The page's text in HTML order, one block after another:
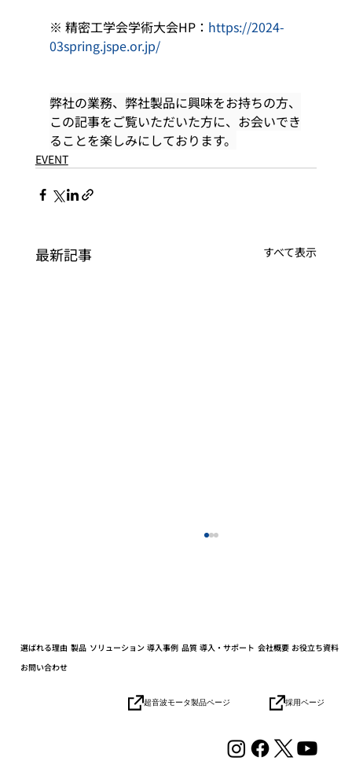
※ 精密工学会学術大会HP： https://2024-
03spring.jspe.or.jp/
弊社の業務、弊社製品に興味をお持ちの方、
この記事をご覧いただいた方に、お会いでき
ることを楽しみにしております。
EVENT
最新記事 すべて表示
の社会実装を目指す「HICity 次世代ロボ
選ばれる理由 製品 ソリューション 導入事例 品質 導入・サポート 会社概要 お役立ち資料
お問い合わせ
超音波モータ製品ページ 採用ページ